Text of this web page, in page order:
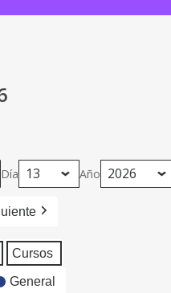
Día Año
Cursos
General